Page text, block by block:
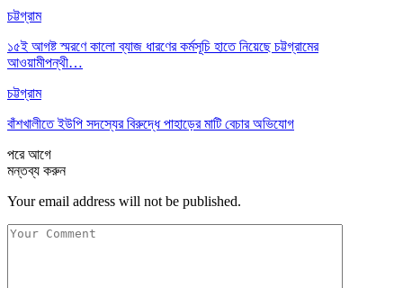
চট্টগ্রাম
১৫ই আগষ্ট স্মরণে কালো ব্যাজ ধারণের কর্মসূচি হাতে নিয়েছে চট্টগ্রামের
আওয়ামীপন্থী…
চট্টগ্রাম
বাঁশখালীতে ইউপি সদস্যের বিরুদ্ধে পাহাড়ের মাটি বেচার অভিযোগ
পরেআগে
মন্তব্য করুন
Your email address will not be published.